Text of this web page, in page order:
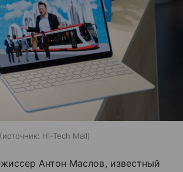
источник: Hi-Tech Mail
Антон Маслов, известный